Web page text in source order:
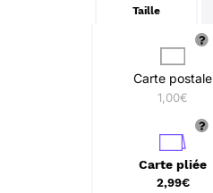
Taille
Carte postale
1,00€
Carte pliée
2,99€